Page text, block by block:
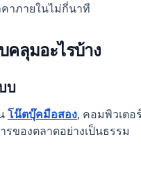
าภายในไม่กี่นาที
คลุมอะไรบ้าง
บ
โน๊ตบุ๊คมือสอง, คอมพิวเต
ของตลาดอย่างเป็นธรรม